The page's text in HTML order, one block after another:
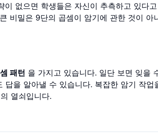
없으면 학생들은 자신이 추측하고 있다
비밀은 9단의 곱셈이 암기에 관한 것이 아
패턴 을 가지고 있습니다. 일단 보면 잊을
을 알아낼 수 있습니다. 복잡한 암기 작업
열쇠입니다.